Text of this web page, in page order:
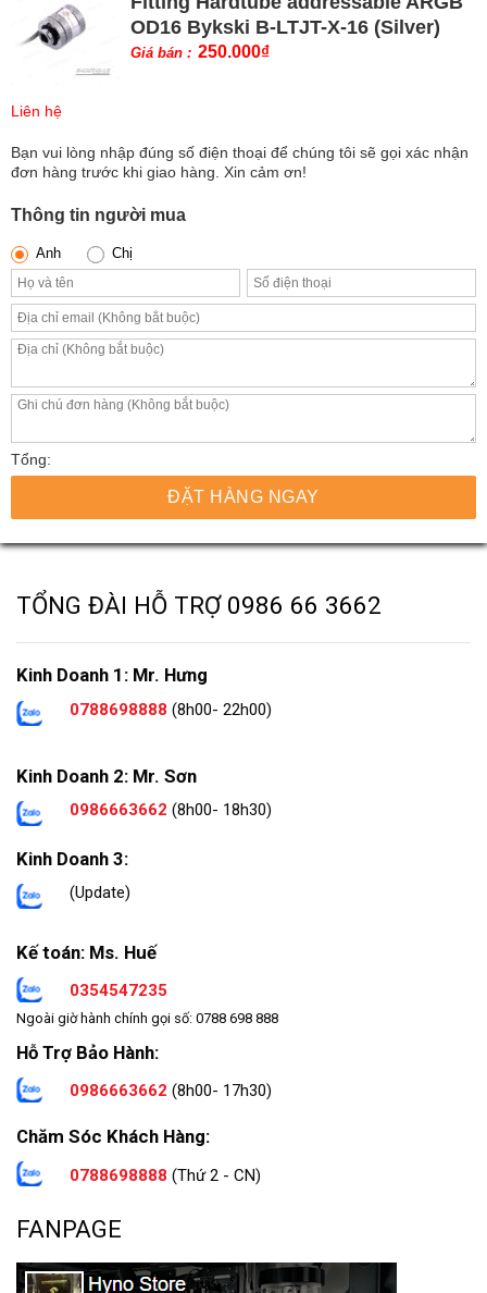
OD16 Bykski B-LTJT-X-16 (Silver)
Giá bán : 250.000₫
Liên hệ
Bạn vui lòng nhập đúng số điện thoại để chúng tôi sẽ gọi xác nhận
đơn hàng trước khi giao hàng. Xin cảm ơn!
Thông tin người mua
Anh Chị
Tổng:
ĐẶT HÀNG NGAY
TỔNG ĐÀI HỖ TRỢ 0986 66 3662
Kinh Doanh 1: Mr. Hưng
0788698888 (8h00- 22h00)
Kinh Doanh 2: Mr. Sơn
0986663662 (8h00- 18h30)
Kinh Doanh 3:
(Update)
Kế toán: Ms. Huế
0354547235
Ngoài giờ hành chính gọi số: 0788 698 888
Hỗ Trợ Bảo Hành:
0986663662 (8h00- 17h30)
Chăm Sóc Khách Hàng:
0788698888 (Thứ 2 - CN)
FANPAGE